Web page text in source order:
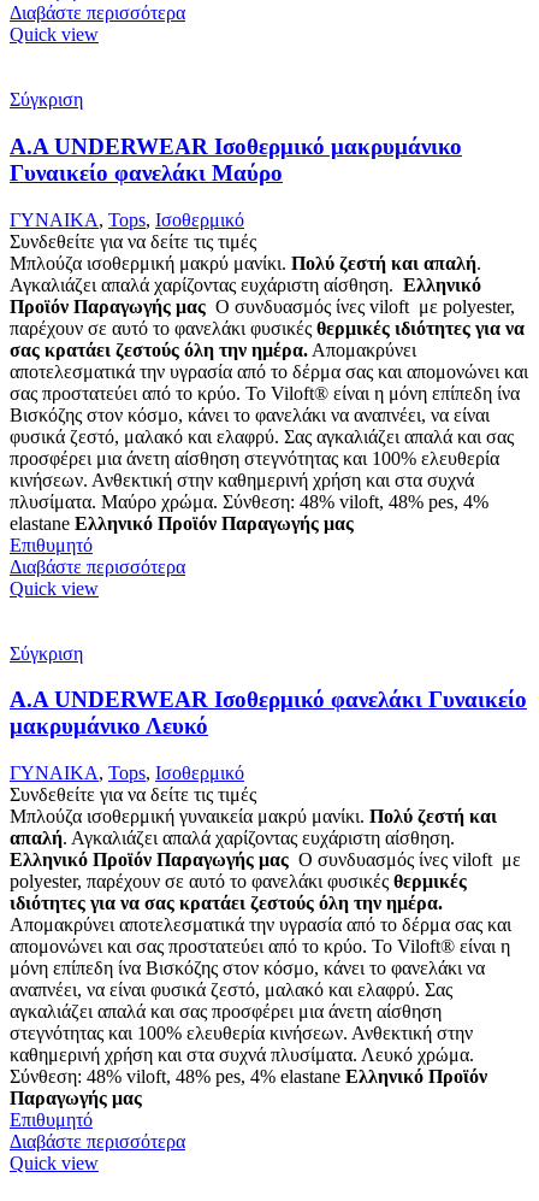
Διαβάστε περισσότερα
Quick view
Σύγκριση
Α.A UNDERWEAR Ισοθερμικό μακρυμάνικο
Γυναικείο φανελάκι Μαύρο
ΓΥΝΑΙΚΑ, Tops, Ισοθερμικό
Συνδεθείτε για να δείτε τις τιμές
Μπλούζα ισοθερμική μακρύ μανίκι. Πολύ ζεστή και απαλή.
Αγκαλιάζει απαλά χαρίζοντας ευχάριστη αίσθηση. Ελληνικό
Προϊόν Παραγωγής μας Ο συνδυασμός ίνες viloft με polyester,
παρέχουν σε αυτό το φανελάκι φυσικές θερμικές ιδιότητες για να
σας κρατάει ζεστούς όλη την ημέρα. Απομακρύνει
αποτελεσματικά την υγρασία από το δέρμα σας και απομονώνει και
σας προστατεύει από το κρύο. Το Viloft® είναι η μόνη επίπεδη ίνα
Βισκόζης στον κόσμο, κάνει το φανελάκι να αναπνέει, να είναι
φυσικά ζεστό, μαλακό και ελαφρύ. Σας αγκαλιάζει απαλά και σας
προσφέρει μια άνετη αίσθηση στεγνότητας και 100% ελευθερία
κινήσεων. Ανθεκτική στην καθημερινή χρήση και στα συχνά
πλυσίματα. Μαύρο χρώμα. Σύνθεση: 48% viloft, 48% pes, 4%
elastane Ελληνικό Προϊόν Παραγωγής μας
Επιθυμητό
Διαβάστε περισσότερα
Quick view
Σύγκριση
Α.A UNDERWEAR Ισοθερμικό φανελάκι Γυναικείο
μακρυμάνικο Λευκό
ΓΥΝΑΙΚΑ, Tops, Ισοθερμικό
Συνδεθείτε για να δείτε τις τιμές
Μπλούζα ισοθερμική γυναικεία μακρύ μανίκι. Πολύ ζεστή και
απαλή. Αγκαλιάζει απαλά χαρίζοντας ευχάριστη αίσθηση.
Ελληνικό Προϊόν Παραγωγής μας Ο συνδυασμός ίνες viloft με
polyester, παρέχουν σε αυτό το φανελάκι φυσικές θερμικές
ιδιότητες για να σας κρατάει ζεστούς όλη την ημέρα.
Απομακρύνει αποτελεσματικά την υγρασία από το δέρμα σας και
απομονώνει και σας προστατεύει από το κρύο. Το Viloft® είναι η
μόνη επίπεδη ίνα Βισκόζης στον κόσμο, κάνει το φανελάκι να
αναπνέει, να είναι φυσικά ζεστό, μαλακό και ελαφρύ. Σας
αγκαλιάζει απαλά και σας προσφέρει μια άνετη αίσθηση
στεγνότητας και 100% ελευθερία κινήσεων. Ανθεκτική στην
καθημερινή χρήση και στα συχνά πλυσίματα. Λευκό χρώμα.
Σύνθεση: 48% viloft, 48% pes, 4% elastane Ελληνικό Προϊόν
Παραγωγής μας
Επιθυμητό
Διαβάστε περισσότερα
Quick view